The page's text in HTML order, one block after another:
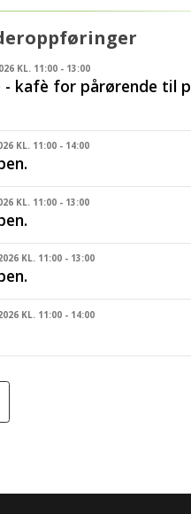
KL. 11:00 - 13:00
kafè for pårørende til
KL. 11:00 - 14:00
KL. 11:00 - 13:00
KL. 11:00 - 13:00
KL. 11:00 - 14:00